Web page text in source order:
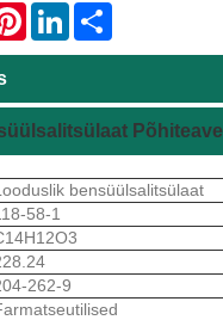
PinterestLinkedIn
Põhiteave
bensüülsalitsülaat
58-1
262-9